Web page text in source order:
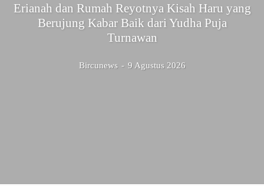
Erianah dan Rumah Reyotnya Kisah Haru yang
Berujung Kabar Baik dari Yudha Puja
Turnawan
Bircunews - 9 Agustus 2026